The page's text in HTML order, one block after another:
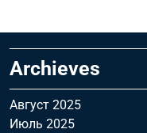
Archieves
Август 2025
Июль 2025